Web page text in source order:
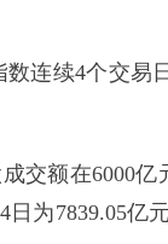
续4个交易
额在6000亿
为7839.05亿